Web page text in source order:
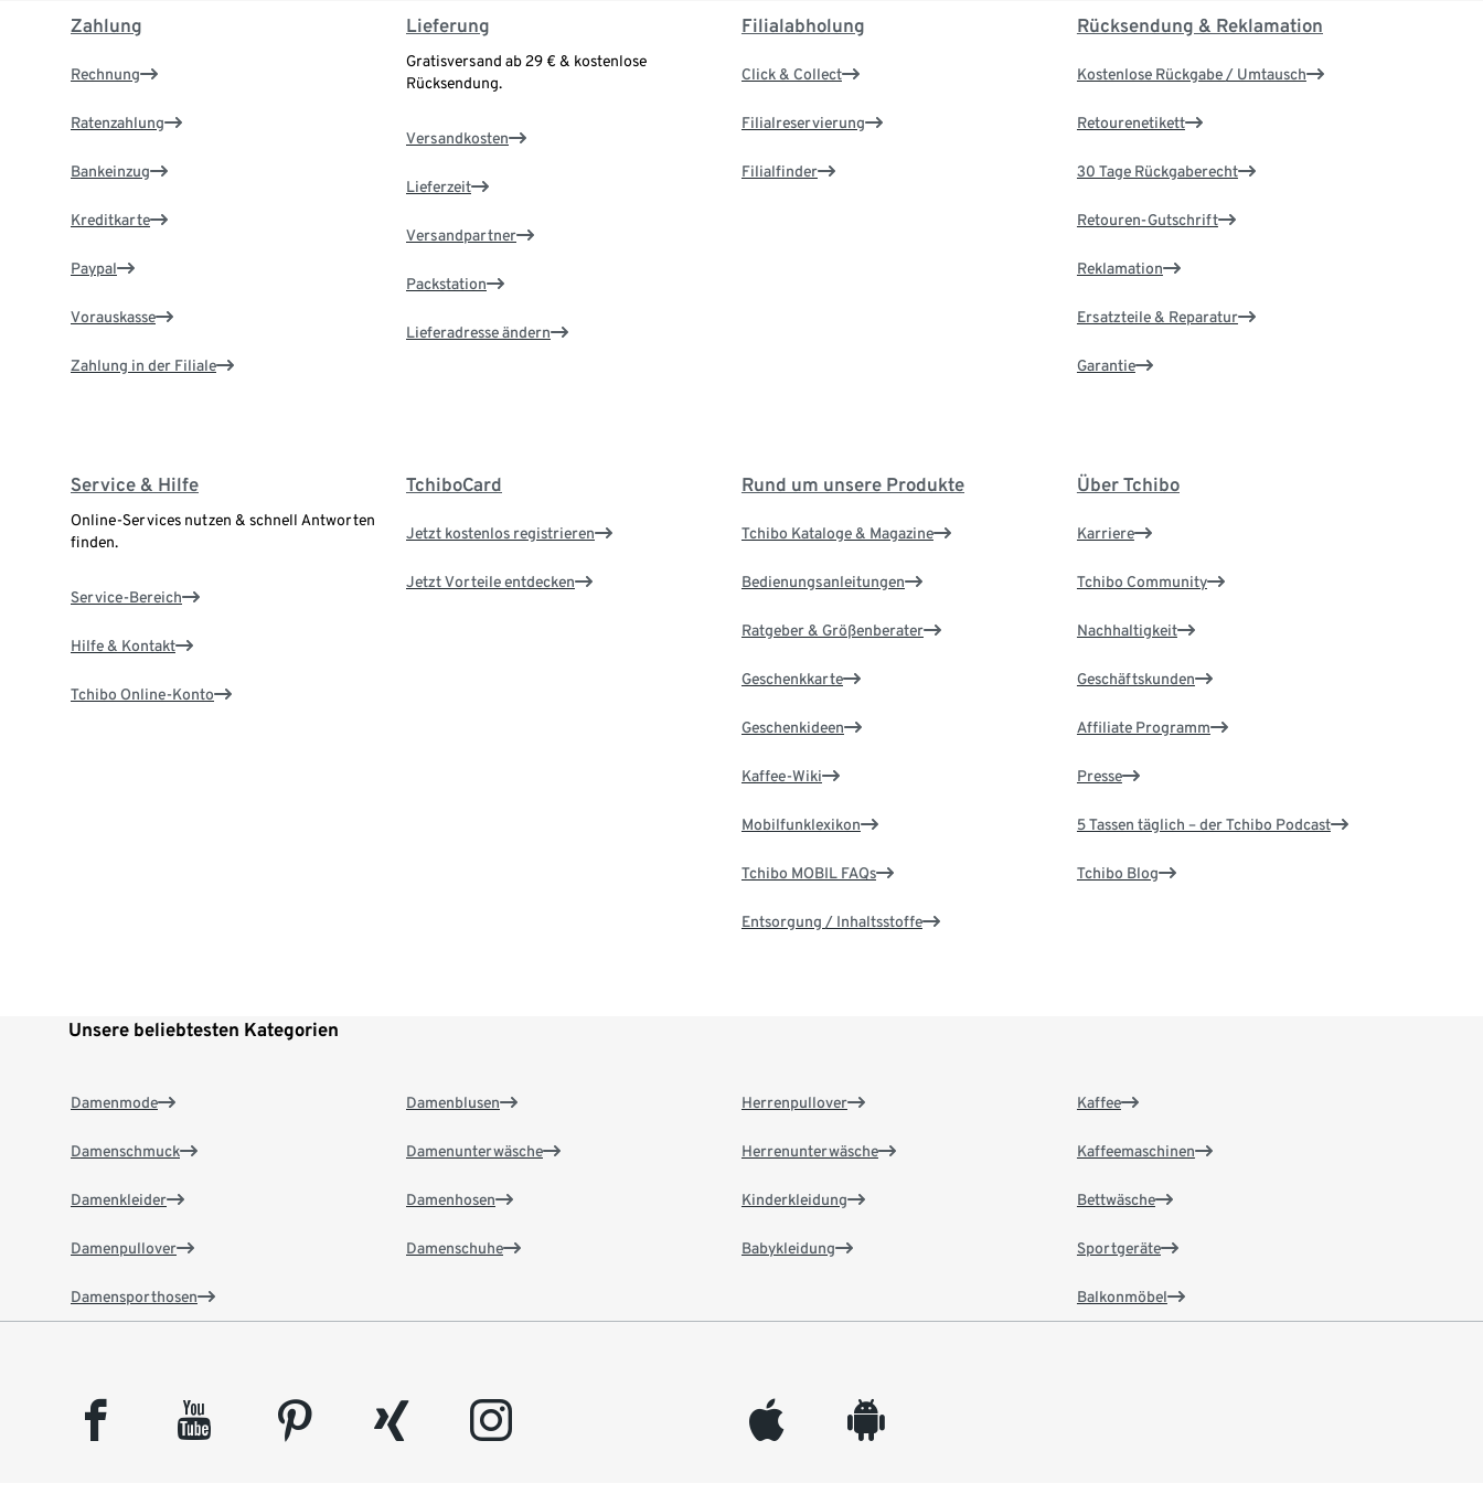
Zahlung
Rechnung
Ratenzahlung
Bankeinzug
Kreditkarte
Paypal
Vorauskasse
Zahlung in der Filiale
Lieferung
Gratisversand ab 29 € & kostenlose
Rücksendung.
Versandkosten
Lieferzeit
Versandpartner
Packstation
Lieferadresse ändern
Filialabholung
Click & Collect
Filialreservierung
Filialfinder
Rücksendung & Reklamation
Kostenlose Rückgabe / Umtausch
Retourenetikett
30 Tage Rückgaberecht
Retouren-Gutschrift
Reklamation
Ersatzteile & Reparatur
Garantie
Service & Hilfe
Online-Services nutzen & schnell Antworten
finden.
Service-Bereich
Hilfe & Kontakt
Tchibo Online-Konto
TchiboCard
Jetzt kostenlos registrieren
Jetzt Vorteile entdecken
Rund um unsere Produkte
Tchibo Kataloge & Magazine
Bedienungsanleitungen
Ratgeber & Größenberater
Geschenkkarte
Geschenkideen
Kaffee-Wiki
Mobilfunklexikon
Tchibo MOBIL FAQs
Entsorgung / Inhaltsstoffe
Über Tchibo
Karriere
Tchibo Community
Nachhaltigkeit
Geschäftskunden
Affiliate Programm
Presse
5 Tassen täglich – der Tchibo Podcast
Tchibo Blog
Unsere beliebtesten Kategorien
Damenmode
Damenschmuck
Damenkleider
Damenpullover
Damensporthosen
Damenblusen
Damenunterwäsche
Damenhosen
Damenschuhe
Herrenpullover
Herrenunterwäsche
Kinderkleidung
Babykleidung
Kaffee
Kaffeemaschinen
Bettwäsche
Sportgeräte
Balkonmöbel
facebook youtube pinterest xing instagram appleinc android